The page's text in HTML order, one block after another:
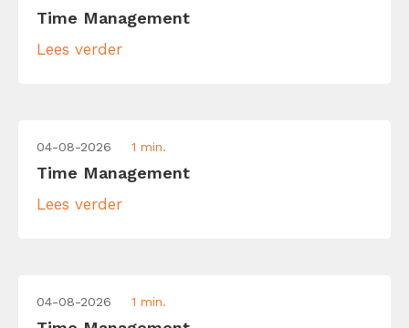
Time Management
Lees verder
04-08-2026 1 min.
Time Management
Lees verder
04-08-2026 1 min.